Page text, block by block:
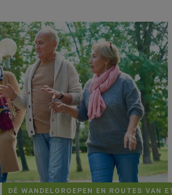
DÉ WANDELGROEPEN EN ROUTES VAN